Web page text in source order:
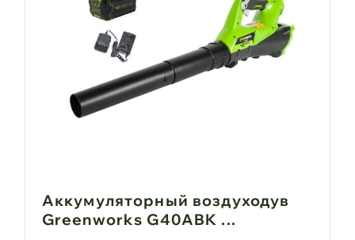
Аккумуляторный воздуходув
Greenworks G40ABK ...